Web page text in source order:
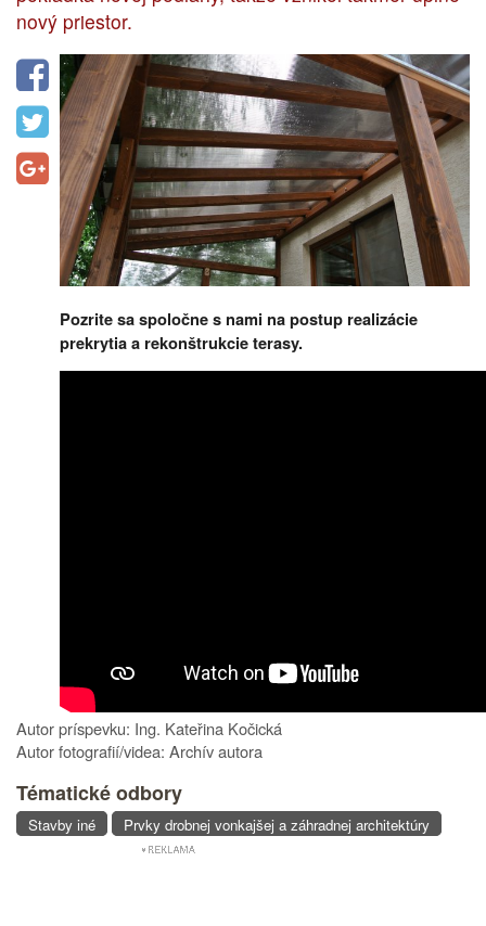
nový priestor.
Pozrite sa spoločne s nami na postup realizácie
prekrytia a rekonštrukcie terasy.
Autor príspevku: Ing. Kateřina Kočická
Autor fotografií/videa: Archív autora
Tématické odbory
Stavby iné Prvky drobnej vonkajšej a záhradnej architektúry